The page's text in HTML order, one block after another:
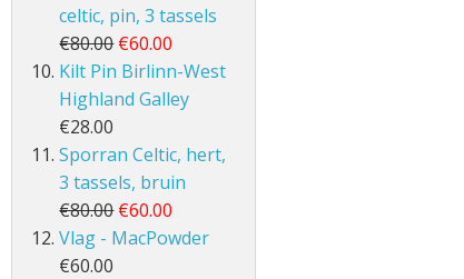
celtic, pin, 3 tassels
€80.00 €60.00
Kilt Pin Birlinn-West
Highland Galley
€28.00
Sporran Celtic, hert,
3 tassels, bruin
€80.00 €60.00
Vlag - MacPowder
€60.00